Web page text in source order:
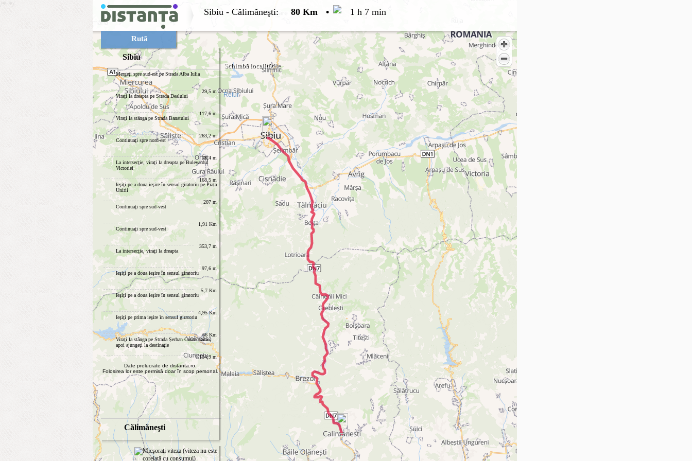
/* */
Sibiu - Călimăneşti: 80 Km • 1 h 7 min
Sibiu
Mergeţi spre sud-est pe Strada Alba Iulia
29,5 m
Viraţi la dreapta pe Strada Dealului
117,6 m
Viraţi la stânga pe Strada Banatului
263,2 m
Continuaţi spre nord-est
78,4 m
La intersecţie, viraţi la dreapta pe Bulevardul
Victoriei
168,5 m
Ieşiţi pe a doua ieşire în sensul giratoriu pe Piața
Unirii
207 m
Continuaţi spre sud-vest
1,91 Km
Continuaţi spre sud-vest
353,7 m
La intersecţie, viraţi la dreapta
97,6 m
Ieşiţi pe a doua ieşire în sensul giratoriu
5,7 Km
Ieşiţi pe a doua ieşire în sensul giratoriu
4,95 Km
Ieşiţi pe prima ieşire în sensul giratoriu
66 Km
Viraţi la stânga pe Strada Șerban Cantacuzino,
apoi ajungeţi la destinaţie
104,9 m
Date prelucrate de distanta.ro.
Folosirea lor este permisă doar în scop personal.
Călimăneşti
Schimbă localităţile
Retur
Rută